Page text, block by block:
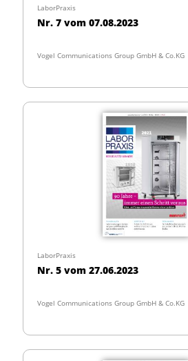
LaborPraxis
Nr. 7 vom 07.08.2023
Vogel Communications Group GmbH & Co.KG
LaborPraxis
Nr. 5 vom 27.06.2023
Vogel Communications Group GmbH & Co.KG